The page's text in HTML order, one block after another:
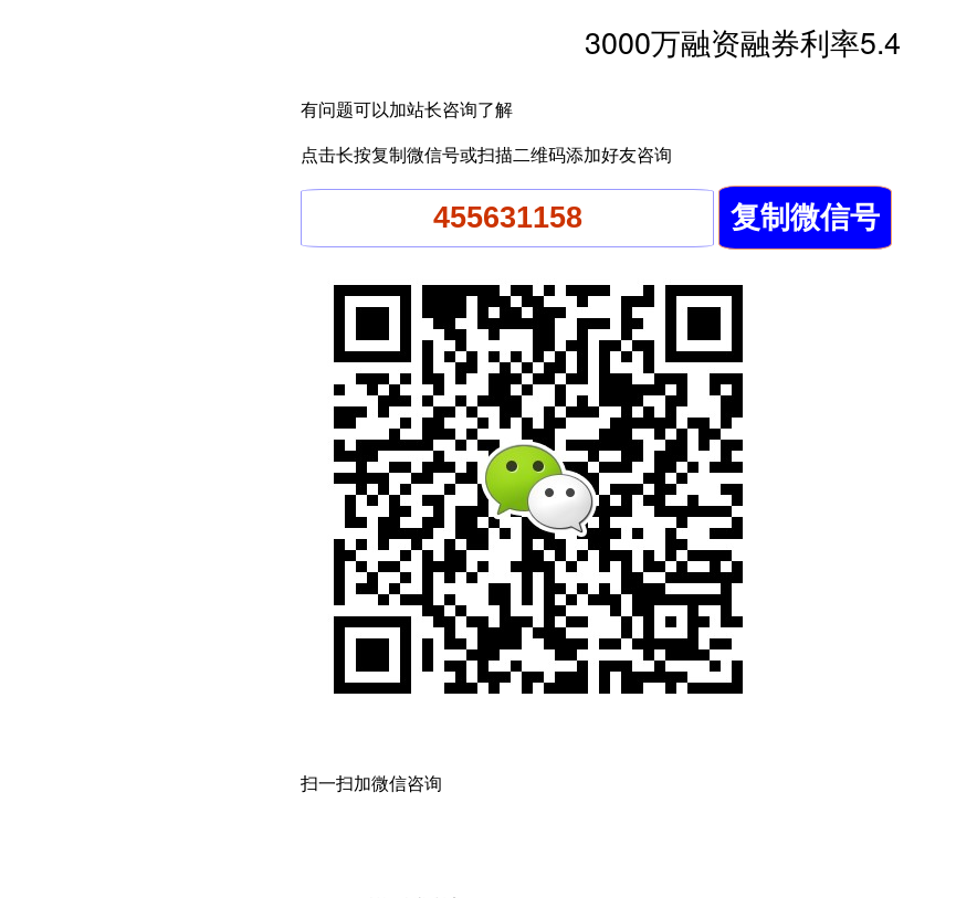
3000万融资融券利率5.4
有问题可以加站长咨询了解
点击长按复制微信号或扫描二维码添加好友咨询
扫一扫加微信咨询